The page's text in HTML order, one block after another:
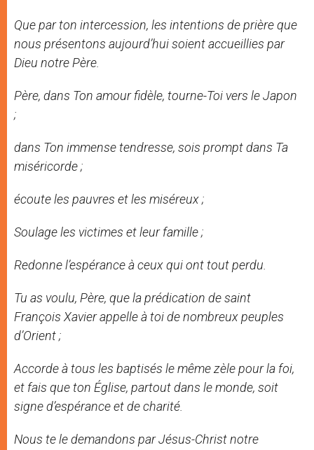
Que par ton intercession, les intentions de prière que
nous présentons aujourd’hui soient accueillies par
Dieu notre Père.
Père, dans Ton amour fidèle, tourne-Toi vers le Japon
;
dans Ton immense tendresse, sois prompt dans Ta
miséricorde ;
écoute les pauvres et les miséreux ;
Soulage les victimes et leur famille ;
Redonne l’espérance à ceux qui ont tout perdu.
Tu as voulu, Père, que la prédication de saint
François Xavier appelle à toi de nombreux peuples
d’Orient ;
Accorde à tous les baptisés le même zèle pour la foi,
et fais que ton Église, partout dans le monde, soit
signe d’espérance et de charité.
Nous te le demandons par Jésus-Christ notre